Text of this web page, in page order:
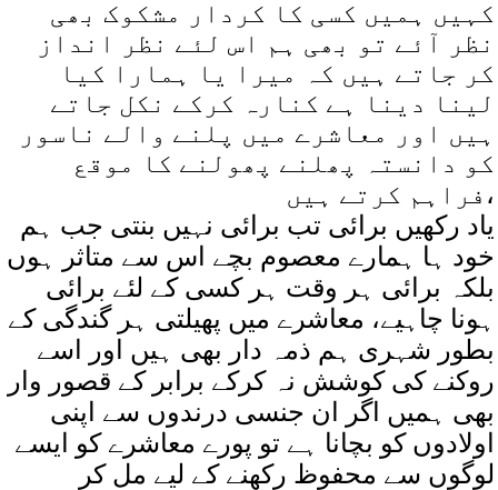
کہیں ہمیں کسی کا کردار مشکوک بھی
نظر آئے تو بھی ہم اس لئے نظر انداز
کر جاتے ہیں کہ میرا یا ہمارا کیا
لینا دینا ہے کنارہ کرکے نکل جاتے
ہیں اور معاشرے میں پلنے والے ناسور
کو دانستہ پھلنے پھولنے کا موقع
فراہم کرتے ہیں،
یاد رکھیں برائی تب برائی نہیں بنتی جب ہم
خود ہا ہمارے معصوم بچے اس سے متاثر ہوں
بلکہ برائی ہر وقت ہر کسی کے لئے برائی
ہونا چاہیے، معاشرے میں پھیلتی ہر گندگی کے
بطور شہری ہم ذمہ دار بھی ہیں اور اسے
روکنے کی کوشش نہ کرکے برابر کے قصور وار
بھی ہمیں اگر ان جنسی درندوں سے اپنی
اولادوں کو بچانا ہے تو پورے معاشرے کو ایسے
لوگوں سے محفوظ رکھنے کے لیے مل کر